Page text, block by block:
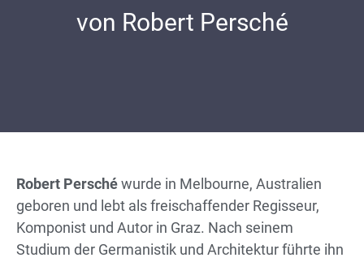
von Robert Persché
Robert Perschéwurde in Melbourne, Australien
geboren und lebt als freischaffender Regisseur,
Komponist und Autor in Graz. Nach seinem
Studium der Germanistik und Architektur führte ihn